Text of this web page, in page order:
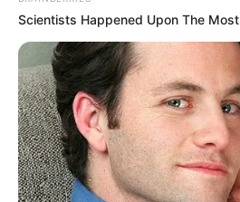
Scientists Happened Upon The